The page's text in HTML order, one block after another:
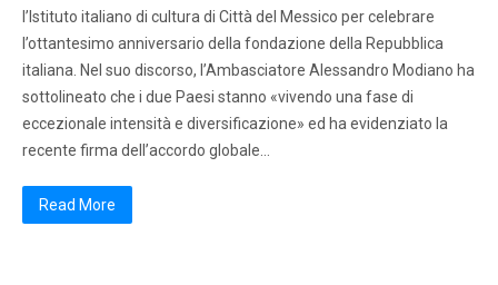
l’Istituto italiano di cultura di Città del Messico per celebrare
l’ottantesimo anniversario della fondazione della Repubblica
italiana. Nel suo discorso, l’Ambasciatore Alessandro Modiano ha
sottolineato che i due Paesi stanno «vivendo una fase di
eccezionale intensità e diversificazione» ed ha evidenziato la
recente firma dell’accordo globale…
Read More